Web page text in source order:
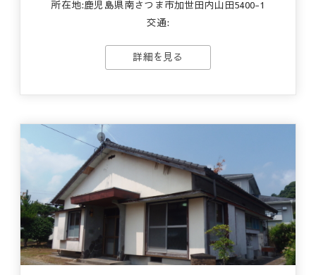
所在地:鹿児島県南さつま市加世田内山田5400-1
交通:
詳細を見る